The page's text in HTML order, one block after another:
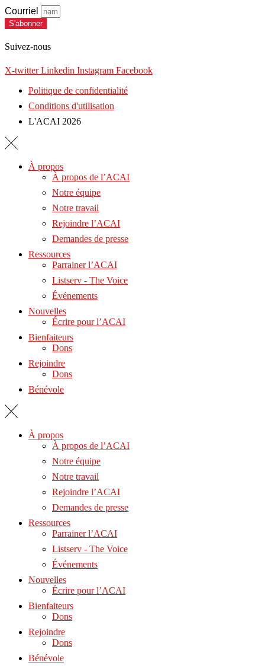
Courriel
S'abonner
Suivez-nous
X-twitter Linkedin Instagram Facebook
Politique de confidentialité
Conditions d'utilisation
L'ACAI 2026
À propos
À propos de l’ACAI
Notre équipe
Notre travail
Rejoindre l’ACAI
Demandes de presse
Ressources
Parrainer l’ACAI
Listserv - The Voice
Événements
Nouvelles
Écrire pour l’ACAI
Bienfaiteurs
Dons
Rejoindre
Dons
Bénévole
À propos
À propos de l’ACAI
Notre équipe
Notre travail
Rejoindre l’ACAI
Demandes de presse
Ressources
Parrainer l’ACAI
Listserv - The Voice
Événements
Nouvelles
Écrire pour l’ACAI
Bienfaiteurs
Dons
Rejoindre
Dons
Bénévole